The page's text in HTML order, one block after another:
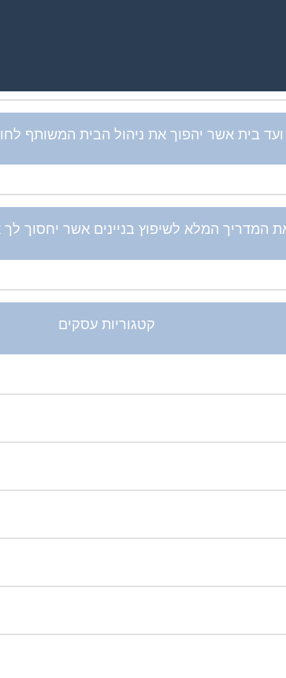
בית אשר יהפוך את ניהול הבית המשותף
המדריך המלא לשיפוץ בניינים אשר יחסוך לך
קטגוריות עסקים